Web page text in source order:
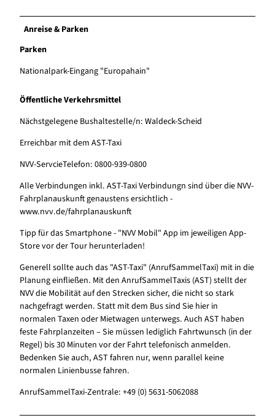
Anreise & Parken
Parken
Nationalpark-Eingang "Europahain"
Öffentliche Verkehrsmittel
Nächstgelegene Bushaltestelle/n: Waldeck-Scheid
Erreichbar mit dem AST-Taxi
NVV-ServcieTelefon: 0800-939-0800
Alle Verbindungen inkl. AST-Taxi Verbindungn sind über die NVV-
Fahrplanauskunft genaustens ersichtlich -
www.nvv.de/fahrplanauskunft
Tipp für das Smartphone - "NVV Mobil" App im jeweiligen App-
Store vor der Tour herunterladen!
Generell sollte auch das "AST-Taxi" (AnrufSammelTaxi) mit in die
Planung einfließen. Mit den AnrufSammelTaxis (AST) stellt der
NVV die Mobilität auf den Strecken sicher, die nicht so stark
nachgefragt werden. Statt mit dem Bus sind Sie hier in
normalen Taxen oder Mietwagen unterwegs. Auch AST haben
feste Fahrplanzeiten – Sie müssen lediglich Fahrtwunsch (in der
Regel) bis 30 Minuten vor der Fahrt telefonisch anmelden.
Bedenken Sie auch, AST fahren nur, wenn parallel keine
normalen Linienbusse fahren.
AnrufSammelTaxi-Zentrale: +49 (0) 5631-5062088